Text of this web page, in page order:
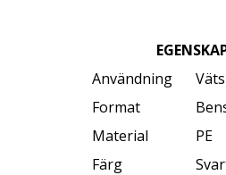
Användning
Format
Material
PE
Färg